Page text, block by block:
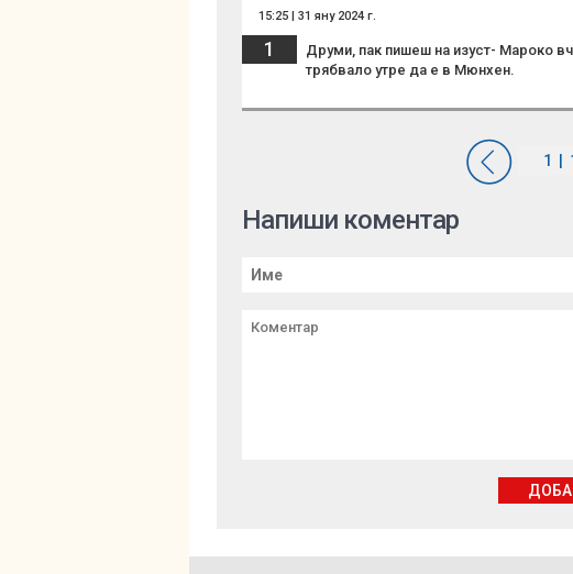
15:25 | 31 яну 2024 г.
1
Друми, пак пишеш на изуст- Мароко
трябвало утре да е в Мюнхен.
Напиши коментар